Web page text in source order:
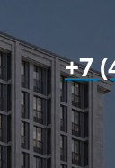
+7